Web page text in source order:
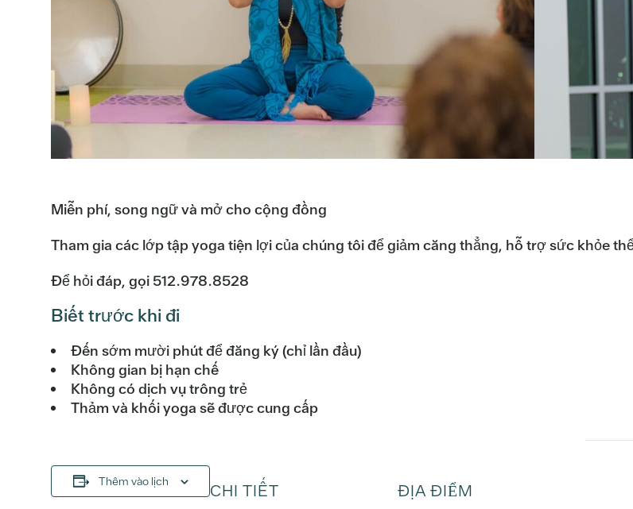
Miễn phí, song ngữ và mở cho cộng đồng
Tham gia các lớp tập yoga tiện lợi của chúng tôi để giảm căng thẳng, hỗ trợ sức khỏe
Để hỏi đáp, gọi 512.978.8528
Biết trước khi đi
Đến sớm mười phút để đăng ký (chỉ lần đầu)
Không gian bị hạn chế
Không có dịch vụ trông trẻ
Thảm và khối yoga sẽ được cung cấp
Thêm vào lịch CHI TIẾT ĐỊA ĐIỂM